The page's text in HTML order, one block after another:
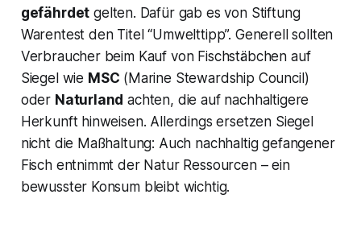
gefährdet gelten​. Dafür gab es von Stiftung
Warentest den Titel “Umwelttipp”. Generell sollten
Verbraucher beim Kauf von Fischstäbchen auf
Siegel wie MSC (Marine Stewardship Council)
oder Naturland achten, die auf nachhaltigere
Herkunft hinweisen. Allerdings ersetzen Siegel
nicht die Maßhaltung: Auch nachhaltig gefangener
Fisch entnimmt der Natur Ressourcen – ein
bewusster Konsum bleibt wichtig.